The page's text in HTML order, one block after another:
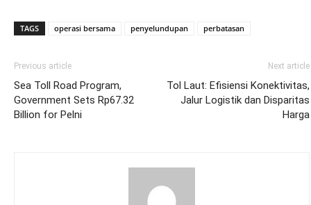
TAGS operasi bersama penyelundupan perbatasan
Previous article
Sea Toll Road Program,
Government Sets Rp67.32
Billion for Pelni
Next article
Tol Laut: Efisiensi Konektivitas,
Jalur Logistik dan Disparitas
Harga